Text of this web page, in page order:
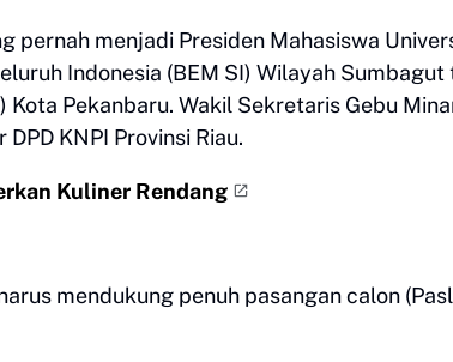
pernah menjadi Presiden Mahasiswa
Indonesia (BEM SI) Wilayah Sumbagut
Pekanbaru. Wakil Sekretaris Gebu
KNPI Provinsi Riau.
Kuliner Rendang
mendukung penuh pasangan calon